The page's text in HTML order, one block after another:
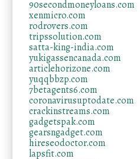
90secondmoneyloans.com
xenmicro.com
rodrovers.com
tripssolution.com
satta-king-india.com
yukigassencanada.com
articlehorizone.com
yuqqbbzp.com
7betagents6.com
coronavirusuptodate.com
crackinstreams.com
gadgetspak.com
gearsngadget.com
hireseodoctor.com
lapsfit.com